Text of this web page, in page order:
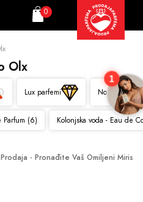
Korpa
0
Olx
Lux parfemi Novo
Parfum (6) Kolonjska voda - Eau de
- Pronađite Vaš Omiljeni Miris
1